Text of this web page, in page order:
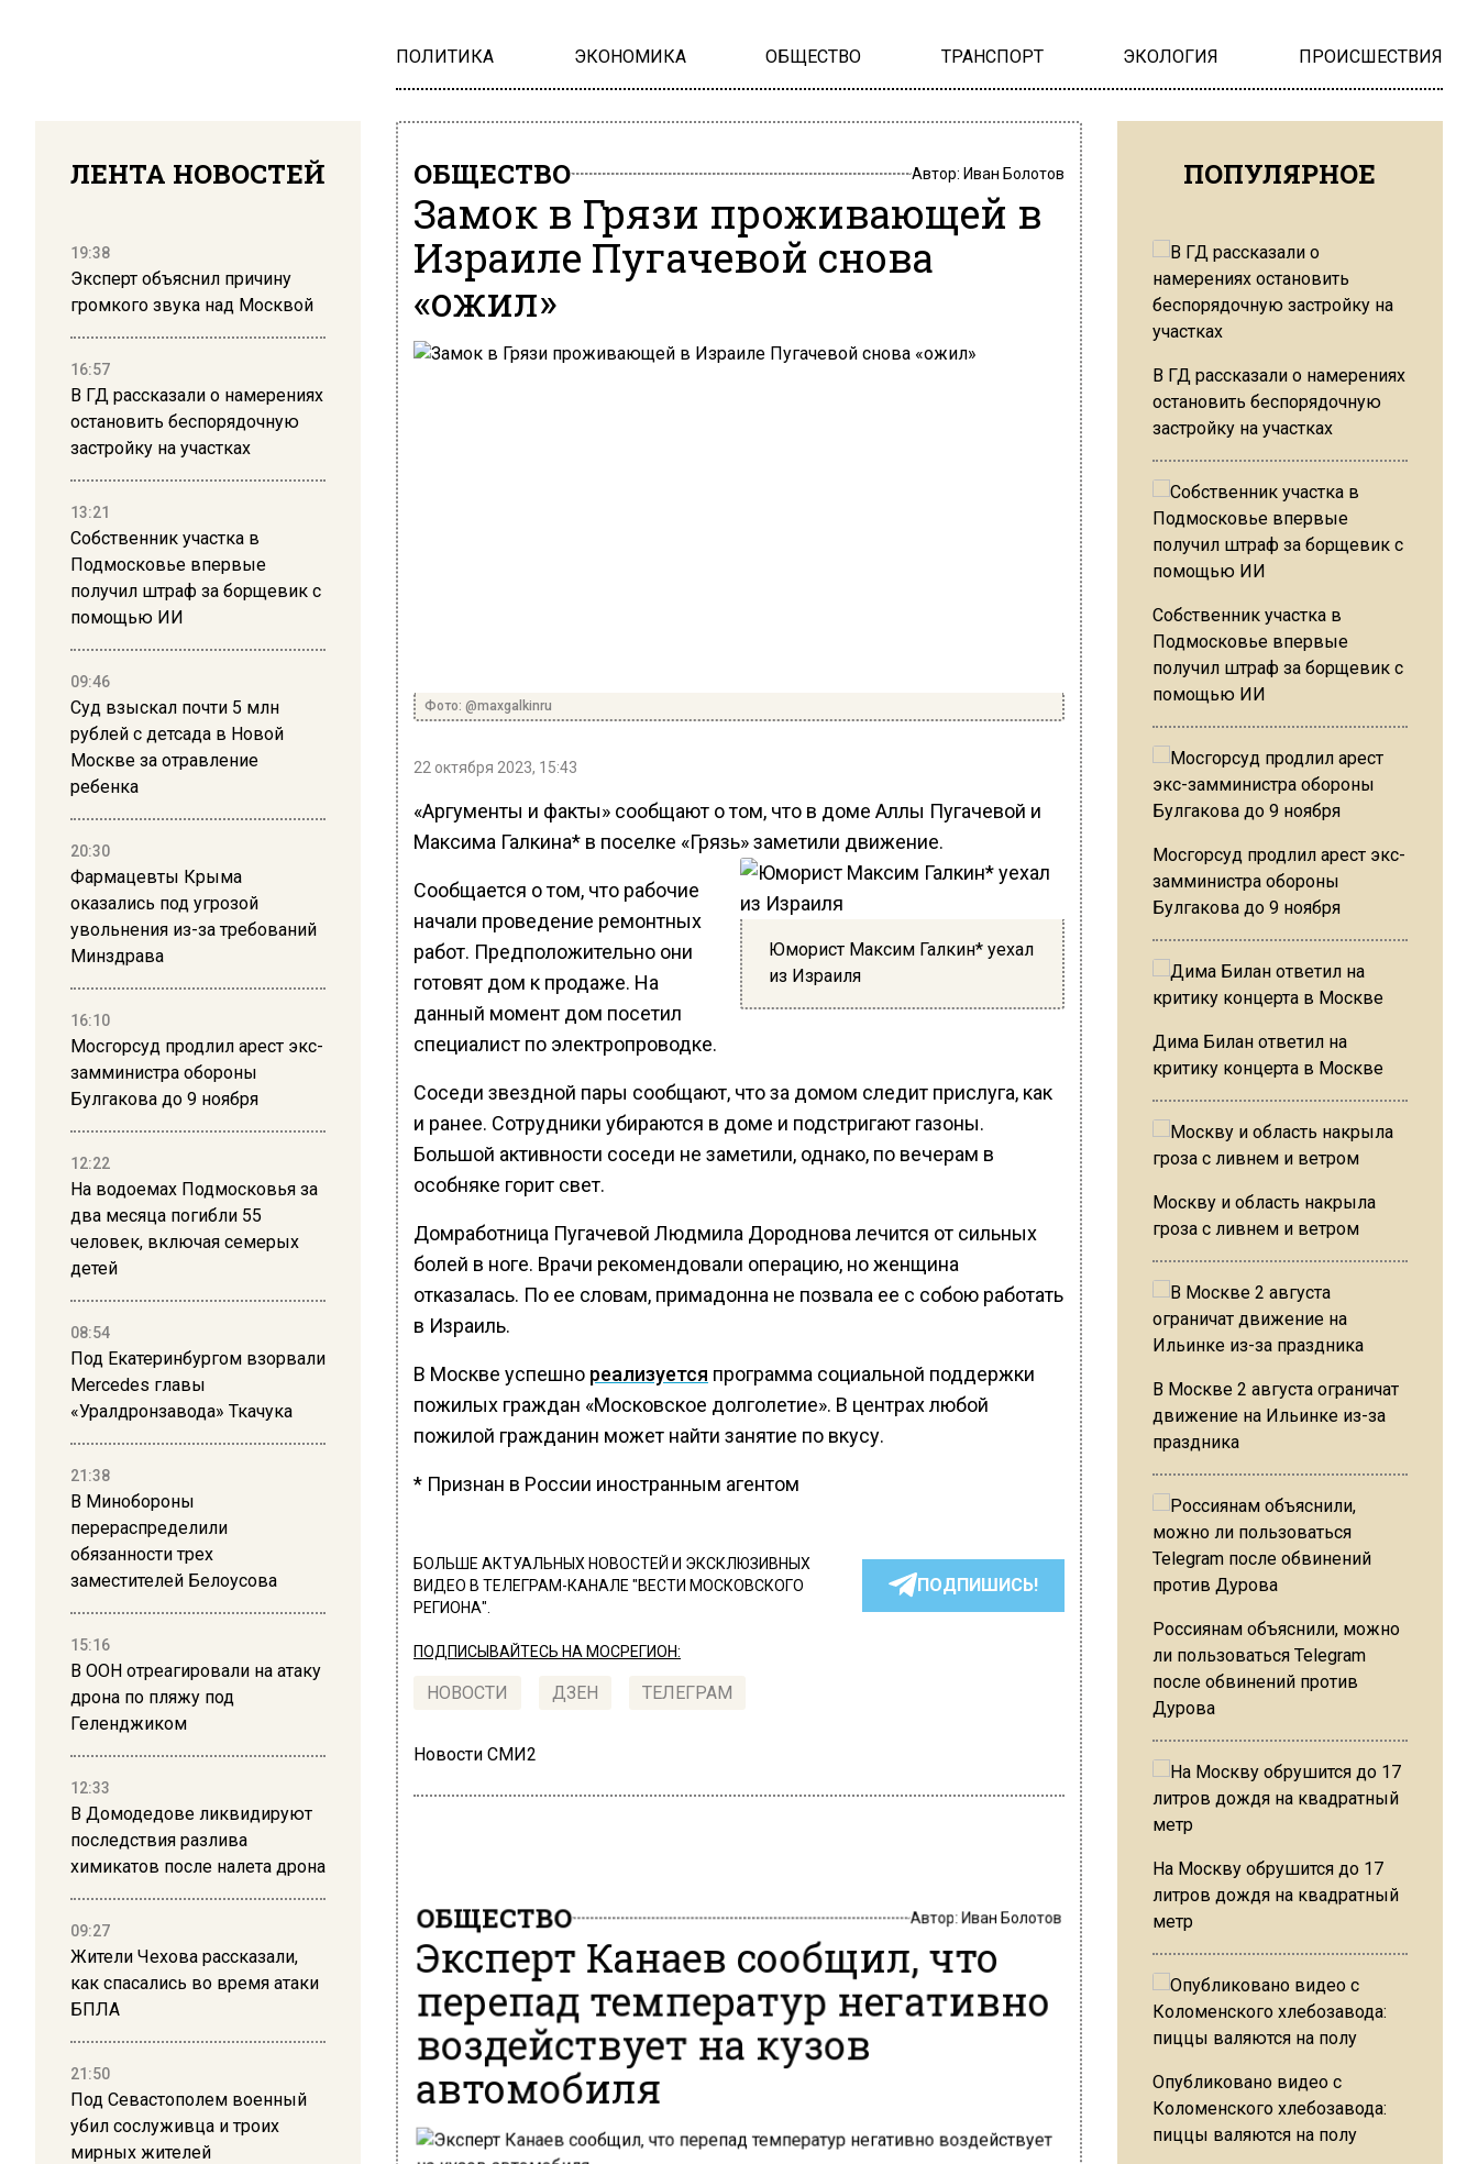
ПОЛИТИКА ЭКОНОМИКА ОБЩЕСТВО ТРАНСПОРТ ЭКОЛОГИЯ ПРОИСШЕСТВИЯ
ЛЕНТА НОВОСТЕЙ
19:38
Эксперт объяснил причину
громкого звука над Москвой
16:57
В ГД рассказали о намерениях
остановить беспорядочную
застройку на участках
13:21
Собственник участка в
Подмосковье впервые
получил штраф за борщевик с
помощью ИИ
09:46
Суд взыскал почти 5 млн
рублей с детсада в Новой
Москве за отравление
ребенка
20:30
Фармацевты Крыма
оказались под угрозой
увольнения из-за требований
Минздрава
16:10
Мосгорсуд продлил арест экс-
замминистра обороны
Булгакова до 9 ноября
12:22
На водоемах Подмосковья за
два месяца погибли 55
человек, включая семерых
детей
08:54
Под Екатеринбургом взорвали
Mercedes главы
«Уралдронзавода» Ткачука
21:38
В Минобороны
перераспределили
обязанности трех
заместителей Белоусова
15:16
В ООН отреагировали на атаку
дрона по пляжу под
Геленджиком
12:33
В Домодедове ликвидируют
последствия разлива
химикатов после налета дрона
09:27
Жители Чехова рассказали,
как спасались во время атаки
БПЛА
21:50
Под Севастополем военный
убил сослуживца и троих
мирных жителей
ОБЩЕСТВО Автор: Иван Болотов
Замок в Грязи проживающей в
Израиле Пугачевой снова
«ожил»
Фото: @maxgalkinru
22 октября 2023, 15:43
«Аргументы и факты» сообщают о том, что в доме Аллы Пугачевой и
Максима Галкина* в поселке «Грязь» заметили движение.
Юморист Максим Галкин* уехал
из Израиля
Сообщается о том, что рабочие
начали проведение ремонтных
работ. Предположительно они
готовят дом к продаже. На
данный момент дом посетил
специалист по электропроводке.
Соседи звездной пары сообщают, что за домом следит прислуга, как
и ранее. Сотрудники убираются в доме и подстригают газоны.
Большой активности соседи не заметили, однако, по вечерам в
особняке горит свет.
Домработница Пугачевой Людмила Дороднова лечится от сильных
болей в ноге. Врачи рекомендовали операцию, но женщина
отказалась. По ее словам, примадонна не позвала ее с собою работать
в Израиль.
В Москве успешно реализуется программа социальной поддержки
пожилых граждан «Московское долголетие». В центрах любой
пожилой гражданин может найти занятие по вкусу.
* Признан в России иностранным агентом
БОЛЬШЕ АКТУАЛЬНЫХ НОВОСТЕЙ И ЭКСКЛЮЗИВНЫХ
ВИДЕО В ТЕЛЕГРАМ-КАНАЛЕ "ВЕСТИ МОСКОВСКОГО
РЕГИОНА".
ПОДПИШИСЬ!
ПОДПИСЫВАЙТЕСЬ НА МОСРЕГИОН:
НОВОСТИ ДЗЕН ТЕЛЕГРАМ
Новости СМИ2
ОБЩЕСТВО Автор:Иван Болотов
Эксперт Канаев сообщил, что
перепад температур негативно
воздействует на кузов
автомобиля
ПОПУЛЯРНОЕ
В ГД рассказали о намерениях
остановить беспорядочную
застройку на участках
Собственник участка в
Подмосковье впервые
получил штраф за борщевик с
помощью ИИ
Мосгорсуд продлил арест экс-
замминистра обороны
Булгакова до 9 ноября
Дима Билан ответил на
критику концерта в Москве
Москву и область накрыла
гроза с ливнем и ветром
В Москве 2 августа ограничат
движение на Ильинке из-за
праздника
Россиянам объяснили, можно
ли пользоваться Telegram
после обвинений против
Дурова
На Москву обрушится до 17
литров дождя на квадратный
метр
Опубликовано видео с
Коломенского хлебозавода:
пиццы валяются на полу